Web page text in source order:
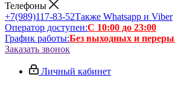
Телефоны
+7(989)117-83-52Также Whatsapp и Viber
Оператор доступен:С 10:00 до 23:00
График работы:Без выходных и
Заказать звонок
Личный кабинет